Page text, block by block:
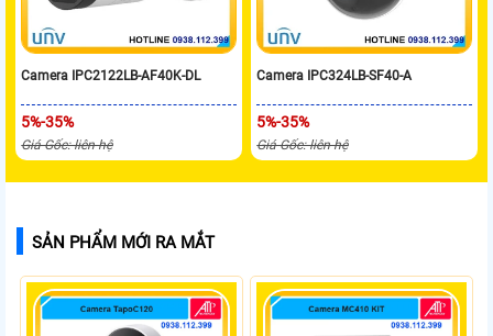
Camera IPC2122LB-AF40K-DL
5%-35%
Giá Gốc: liên hệ
Camera IPC324LB-SF40-A
5%-35%
Giá Gốc: liên hệ
SẢN PHẨM MỚI RA MẮT